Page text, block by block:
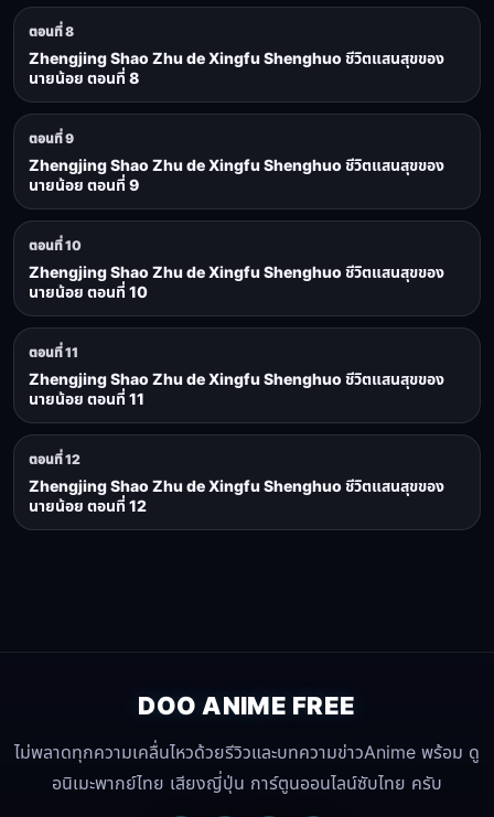
ตอนที่ 8
Zhengjing Shao Zhu de Xingfu Shenghuo ชีวิตแสนสุขของ
นายน้อย ตอนที่ 8
ตอนที่ 9
Zhengjing Shao Zhu de Xingfu Shenghuo ชีวิตแสนสุขของ
นายน้อย ตอนที่ 9
ตอนที่ 10
Zhengjing Shao Zhu de Xingfu Shenghuo ชีวิตแสนสุขของ
นายน้อย ตอนที่ 10
ตอนที่ 11
Zhengjing Shao Zhu de Xingfu Shenghuo ชีวิตแสนสุขของ
นายน้อย ตอนที่ 11
ตอนที่ 12
Zhengjing Shao Zhu de Xingfu Shenghuo ชีวิตแสนสุขของ
นายน้อย ตอนที่ 12
DOO ANIME FREE
ไม่พลาดทุกความเคลื่นไหวด้วยรีวิวและบทความข่าวAnime พร้อม ดู
อนิเมะพากย์ไทย เสียงญี่ปุ่น การ์ตูนออนไลน์ซับไทย ครับ